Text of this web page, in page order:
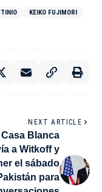
KEIKO FUJIMORI
NEXT ARTICLE
Casa Blanca
a Witkoff y
el sábado
para